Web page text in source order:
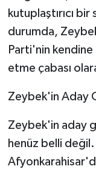
kutuplaştırıcı
durumda,
Parti'nin
etme çabası
Zeybek'in Aday
Zeybek'in aday
henüz belli değil.